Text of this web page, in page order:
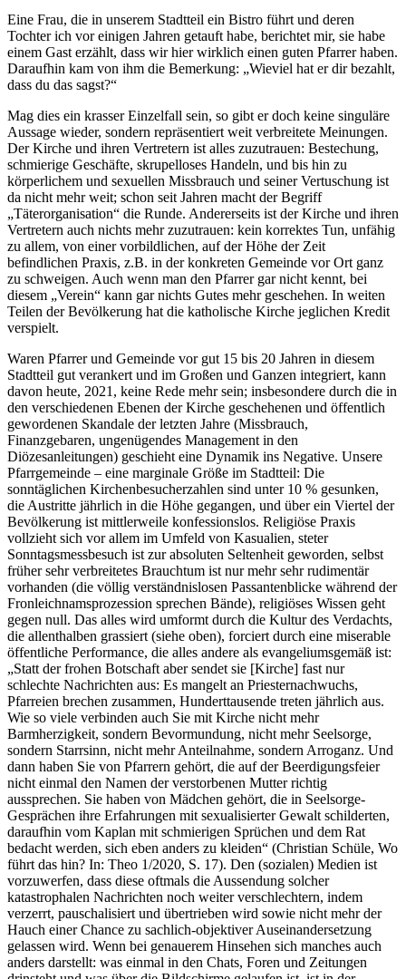
Eine Frau, die in unserem Stadtteil ein Bistro führt und deren
Tochter ich vor einigen Jahren getauft habe, berichtet mir, sie habe
einem Gast erzählt, dass wir hier wirklich einen guten Pfarrer haben.
Daraufhin kam von ihm die Bemerkung: „Wieviel hat er dir bezahlt,
dass du das sagst?“
Mag dies ein krasser Einzelfall sein, so gibt er doch keine singuläre
Aussage wieder, sondern repräsentiert weit verbreitete Meinungen.
Der Kirche und ihren Vertretern ist alles zuzutrauen: Bestechung,
schmierige Geschäfte, skrupelloses Handeln, und bis hin zu
körperlichem und sexuellen Missbrauch und seiner Vertuschung ist
da nicht mehr weit; schon seit Jahren macht der Begriff
„Täterorganisation“ die Runde. Andererseits ist der Kirche und ihren
Vertretern auch nichts mehr zuzutrauen: kein korrektes Tun, unfähig
zu allem, von einer vorbildlichen, auf der Höhe der Zeit
befindlichen Praxis, z.B. in der konkreten Gemeinde vor Ort ganz
zu schweigen. Auch wenn man den Pfarrer gar nicht kennt, bei
diesem „Verein“ kann gar nichts Gutes mehr geschehen. In weiten
Teilen der Bevölkerung hat die katholische Kirche jeglichen Kredit
verspielt.
Waren Pfarrer und Gemeinde vor gut 15 bis 20 Jahren in diesem
Stadtteil gut verankert und im Großen und Ganzen integriert, kann
davon heute, 2021, keine Rede mehr sein; insbesondere durch die in
den verschiedenen Ebenen der Kirche geschehenen und öffentlich
gewordenen Skandale der letzten Jahre (Missbrauch,
Finanzgebaren, ungenügendes Management in den
Diözesanleitungen) geschieht eine Dynamik ins Negative. Unsere
Pfarrgemeinde – eine marginale Größe im Stadtteil: Die
sonntäglichen Kirchenbesucherzahlen sind unter 10 % gesunken,
die Austritte jährlich in die Höhe gegangen, und über ein Viertel der
Bevölkerung ist mittlerweile konfessionslos. Religiöse Praxis
vollzieht sich vor allem im Umfeld von Kasualien, steter
Sonntagsmessbesuch ist zur absoluten Seltenheit geworden, selbst
früher sehr verbreitetes Brauchtum ist nur mehr sehr rudimentär
vorhanden (die völlig verständnislosen Passantenblicke während der
Fronleichnamsprozession sprechen Bände), religiöses Wissen geht
gegen null. Das alles wird umformt durch die Kultur des Verdachts,
die allenthalben grassiert (siehe oben), forciert durch eine miserable
öffentliche Performance, die alles andere als evangeliumsgemäß ist:
„Statt der frohen Botschaft aber sendet sie [Kirche] fast nur
schlechte Nachrichten aus: Es mangelt an Priesternachwuchs,
Pfarreien brechen zusammen, Hunderttausende treten jährlich aus.
Wie so viele verbinden auch Sie mit Kirche nicht mehr
Barmherzigkeit, sondern Bevormundung, nicht mehr Seelsorge,
sondern Starrsinn, nicht mehr Anteilnahme, sondern Arroganz. Und
dann haben Sie von Pfarrern gehört, die auf der Beerdigungsfeier
nicht einmal den Namen der verstorbenen Mutter richtig
aussprechen. Sie haben von Mädchen gehört, die in Seelsorge-
Gesprächen ihre Erfahrungen mit sexualisierter Gewalt schilderten,
daraufhin vom Kaplan mit schmierigen Sprüchen und dem Rat
bedacht werden, sich eben anders zu kleiden“ (Christian Schüle, Wo
führt das hin? In: Theo 1/2020, S. 17). Den (sozialen) Medien ist
vorzuwerfen, dass diese oftmals die Aussendung solcher
katastrophalen Nachrichten noch weiter verschlechtern, indem
verzerrt, pauschalisiert und übertrieben wird sowie nicht mehr der
Hauch einer Chance zu sachlich-objektiver Auseinandersetzung
gelassen wird. Wenn bei genauerem Hinsehen sich manches auch
anders darstellt: was einmal in den Chats, Foren und Zeitungen